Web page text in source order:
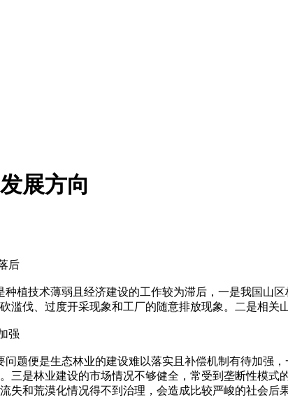
展方向
后
植技术薄弱且经济建设的工作较为滞后，一是我国山
滥伐、过度开采现象和工厂的随意排放现象。二是相关
强
题便是生态林业的建设难以落实且补偿机制有待加强
三是林业建设的市场情况不够健全，常受到垄断性模
失和荒漠化情况得不到治理，会造成比较严峻的社会后果